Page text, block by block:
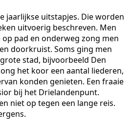
jaarlijkse uitstapjes. Die worden
uitvoerig beschreven. Men
pad en onderweg zong men
doorkruist. Soms ging men
stad, bijvoorbeeld Den
het koor een aantal liederen,
konden genieten. Een fraaie
bij het Drielandenpunt.
niet op tegen een lange reis.